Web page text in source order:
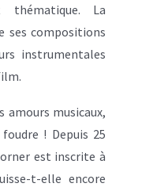
thématique. La
ses compositions
instrumentales
amours musicaux,
! Depuis 25
est inscrite à
t-elle encore